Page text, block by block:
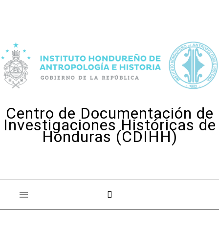
Centro de Documentación de
Investigaciones Históricas de
Honduras (CDIHH)